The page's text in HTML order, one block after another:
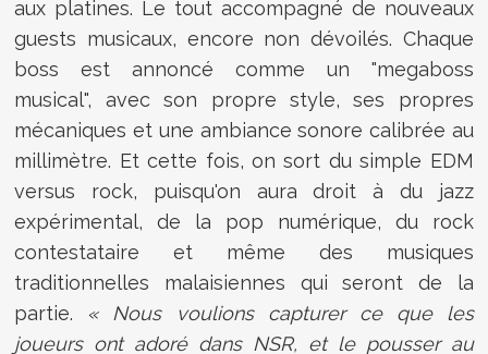
aux platines. Le tout accompagné de nouveaux
guests musicaux, encore non dévoilés. Chaque
boss est annoncé comme un "megaboss
musical", avec son propre style, ses propres
mécaniques et une ambiance sonore calibrée au
millimètre. Et cette fois, on sort du simple EDM
versus rock, puisqu'on aura droit à du jazz
expérimental, de la pop numérique, du rock
contestataire et même des musiques
traditionnelles malaisiennes qui seront de la
partie. « Nous voulions capturer ce que les
joueurs ont adoré dans NSR, et le pousser au